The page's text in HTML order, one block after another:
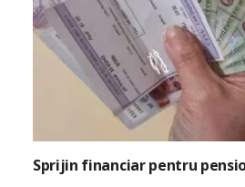
Sprijin financiar pentru